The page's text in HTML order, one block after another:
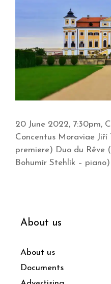
20 June 2022, 7:30pm,
Concentus Moraviae Jiří
premiere) Duo du Rêve
Bohumír Stehlík – piano)
About us
About us
Documents